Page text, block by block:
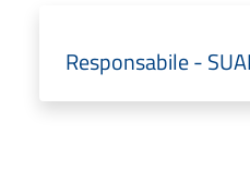
Responsabile -